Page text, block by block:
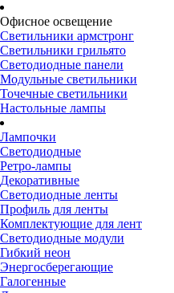
Офисное освещение
Светильники армстронг
Светильники грильято
Светодиодные панели
Модульные светильники
Точечные светильники
Настольные лампы
Лампочки
Светодиодные
Ретро-лампы
Декоративные
Светодиодные ленты
Профиль для ленты
Комплектующие для лент
Светодиодные модули
Гибкий неон
Энергосберегающие
Галогенные